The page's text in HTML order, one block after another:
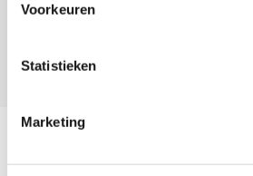
Voorkeuren
Statistieken
Marketing
Offline Sales